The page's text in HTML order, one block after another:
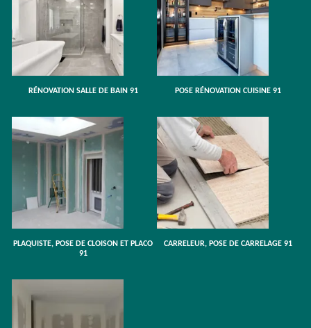
RÉNOVATION SALLE DE BAIN 91 POSE RÉNOVATION CUISINE 91
PLAQUISTE, POSE DE CLOISON ET PLACO
91
CARRELEUR, POSE DE CARRELAGE 91